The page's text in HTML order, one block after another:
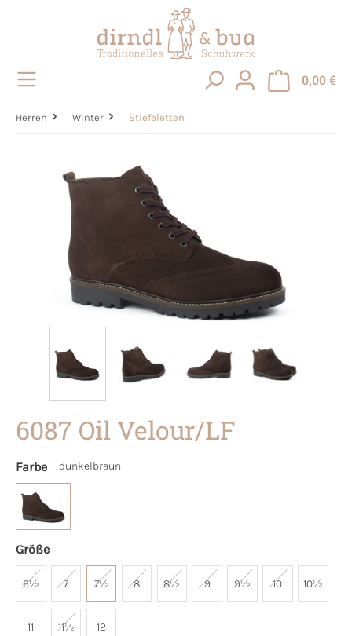
0,00 €
Herren Winter Stiefeletten
6087 Oil Velour/LF
Farbe dunkelbraun
Größe
6½ 7 7½ 8 8½ 9 9½ 10 10½
11 11½ 12